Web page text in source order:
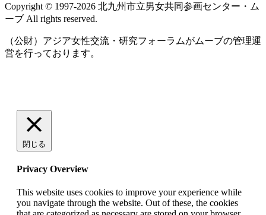
Copyright © 1997‐2026 北九州市立男女共同参画センター・ム
ーブ All rights reserved.
（公財）アジア女性交流・研究フォーラムがムーブの管理運
営を行っております。
閉じる
Privacy Overview
This website uses cookies to improve your experience while
you navigate through the website. Out of these, the cookies